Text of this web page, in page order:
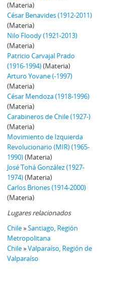
(Materia)
César Benavides (1912-2011)
(Materia)
Nilo Floody (1921-2013)
(Materia)
Patricio Carvajal Prado
(1916-1994)(Materia)
Arturo Yovane (-1997)
(Materia)
César Mendoza (1918-1996)
(Materia)
Carabineros de Chile (1927-)
(Materia)
Movimiento de Izquierda
Revolucionario (MIR) (1965-
1990)(Materia)
José Tohá González (1927-
1974)(Materia)
Carlos Briones (1914-2000)
(Materia)
Lugares relacionados
Chile»Santiago, Región
Metropolitana
Chile»Valparaíso, Región de
Valparaíso